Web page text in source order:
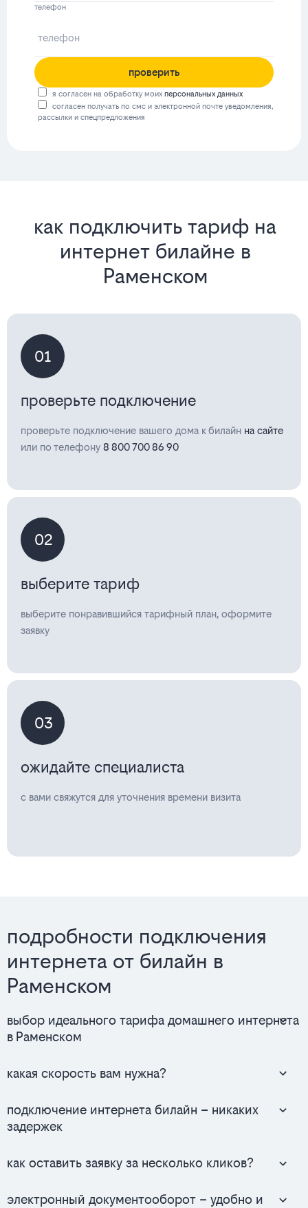
телефон
проверить
я согласен на обработку моих персональных данных
согласен получать по смс и электронной почте уведомления,
рассылки и спецпредложения
как подключить тариф на
интернет билайне в
Раменском
01
проверьте подключение
проверьте подключение вашего дома к билайн на сайте
или по телефону 8 800 700 86 90
02
выберите тариф
выберите понравившийся тарифный план, оформите
заявку
03
ожидайте специалиста
с вами свяжутся для уточнения времени визита
подробности подключения
интернета от билайн в
Раменском
выбор идеального тарифа домашнего интернета
в Раменском
какая скорость вам нужна?
подключение интернета билайн – никаких
задержек
как оставить заявку за несколько кликов?
электронный документооборот – удобно и